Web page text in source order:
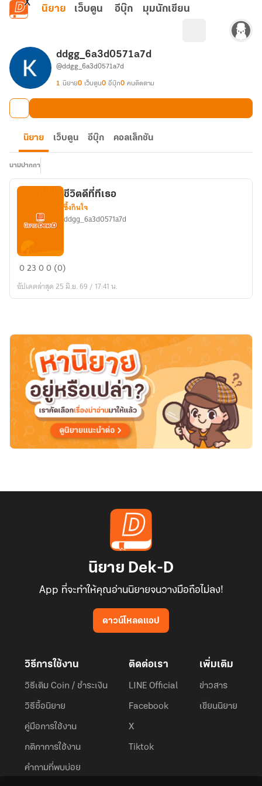
ข้ามไปยังเนื้อหาหลัก
นิยาย เว็บตูน อีบุ๊ก มุมนักเขียน
ddgg_6a3d0571a7d
@ddgg_6a3d0571a7d
1 นิยาย0 เว็บตูน0 อีบุ๊ก0 คนติดตาม
นิยาย เว็บตูน อีบุ๊ก คอลเล็กชัน
นามปากกา
ชีวิต
ที่
ชีวิตดีที่ทีเธอ
ซึ้งกินใจ
ddgg_6a3d0571a7d
02300 (0)
อัปเดตล่าสุด 25 มิ.ย. 69 / 17:41 น.
นิยาย Dek-D
App ที่จะทำให้คุณอ่านนิยายจนวางมือถือไม่ลง!
ดาวน์โหลดแอป
วิธีการใช้งาน
วิธีเติม Coin / ชำระเงิน
วิธีซื้อนิยาย
คู่มือการใช้งาน
กติกาการใช้งาน
คำถามที่พบบ่อย
ติดต่อเรา
LINE Official
Facebook
X
Tiktok
เพิ่มเติม
ข่าวสาร
เขียนนิยาย